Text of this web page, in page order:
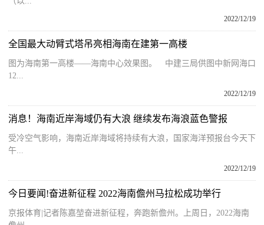
2022/12/19
全国最大动臂式塔吊亮相海南在建第一高楼
图为海南第一高楼——海南中心效果图。 中建三局供图中新网海口
12...
2022/12/19
消息！海南近岸海域仍有大浪 继续发布海浪蓝色警报
受冷空气影响，海南近岸海域将持续有大浪，国家海洋预报台今天下
午...
2022/12/19
今日要闻!奋进新征程 2022海南儋州马拉松成功举行
京报体育|记者陈嘉堃奋进新征程，奔跑新儋州。上周日，2022海南